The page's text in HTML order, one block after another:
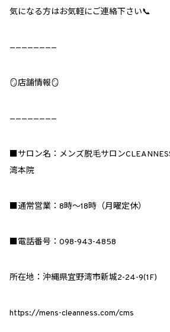
気になる方はお気軽にご連絡下さい📞
————————
🪞店舗情報🪞
————————
■サロン名：メンズ脱毛サロン
湾本院
■通常営業：8時～18時（月曜定休）
■電話番号：098-943-4858
所在地：沖縄県宜野湾市新城2-24-9(1F)
https://mens-cleanness.com/cms